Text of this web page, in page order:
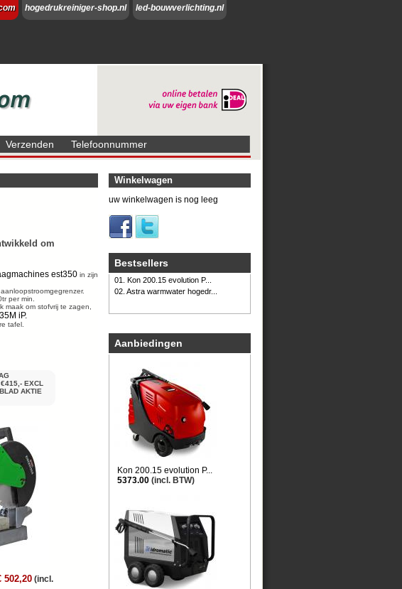
hogedrukreiniger-shop.nl
led-bouwverlichting.nl
Verzenden Telefoonnummer
om
est350 in zijn
per min.
maak om stofvrij te zagen,
iP.
tafel.
EXCL
AKTIE
502,20 (incl.
Winkelwagen
uw winkelwagen is nog leeg
Bestsellers
01. Kon 200.15 evolution P...
02. Astra warmwater hogedr...
Aanbiedingen
Kon 200.15 evolution P...
5373.00 (incl. BTW)